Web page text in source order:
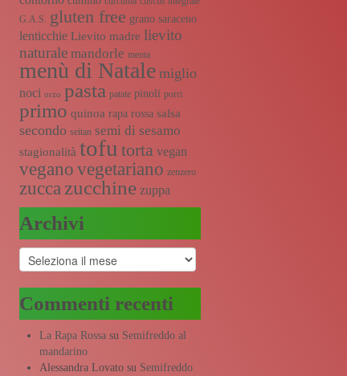
G.A.S.
gluten free grano saraceno
lenticchie Lievito madre lievito
naturale mandorle menta
menù di Natale miglio
noci orzo pasta patate pinoli porri
primo quinoa rapa rossa salsa
secondo seitan semi di sesamo
stagionalità tofu torta vegan
vegano vegetariano zenzero
zucca zucchine zuppa
Archivi
Archivi
Commenti recenti
La Rapa Rossasu Semifreddo al
mandarino
Alessandra Lovatosu Semifreddo